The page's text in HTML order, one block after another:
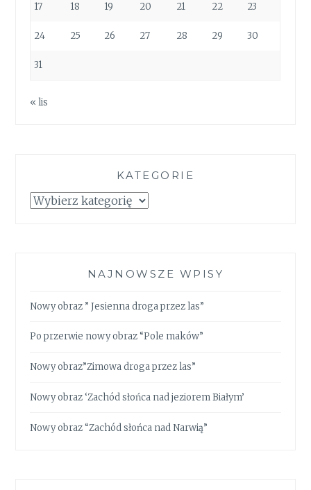
17 18 19 20 21 22 23
24 25 26 27 28 29 30
31
« lis
KATEGORIE
Kategorie
NAJNOWSZE WPISY
Nowy obraz ” Jesienna droga przez las”
Po przerwie nowy obraz “Pole maków”
Nowy obraz”Zimowa droga przez las”
Nowy obraz ‘Zachód słońca nad jeziorem Białym’
Nowy obraz “Zachód słońca nad Narwią”